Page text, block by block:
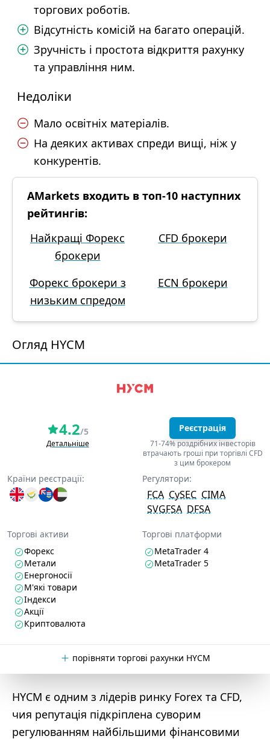
торгових роботів.
Відсутність комісій на багато операцій.
Зручність і простота відкриття рахунку
та управління ним.
Недоліки
Мало освітніх матеріалів.
На деяких активах спреди вищі, ніж у
конкурентів.
AMarkets входить в топ-10 наступних
рейтингів:
Найкращі Форекс
брокери
CFD брокери
Форекс брокери з
низьким спредом
ECN брокери
Огляд HYCM
4.2/5
Детальніше
Реєстрація
71-74% роздрібних інвесторів
втрачають гроші при торгівлі CFD
з цим брокером
Країни реєстрації: Регулятори:
FCA CySEC CIMA
SVGFSA DFSA
Торгові активи
Форекс
Метали
Енергоносії
М'які товари
Індекси
Акції
Криптовалюта
Торгові платформи
MetaTrader 4
MetaTrader 5
порівняти торгові рахунки HYCM
HYCM є одним з лідерів ринку Forex та CFD,
чия репутація підкріплена суворим
регулюванням найбільшими фінансовими